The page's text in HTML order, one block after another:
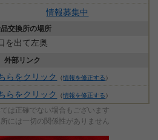
情報募集中
交換所の場所
を出て左奥
外部リンク
らをクリック （情報を修正する ）
らをクリック （情報を修正する ）
は正確でない場合もございます
には一切の関係性がありません